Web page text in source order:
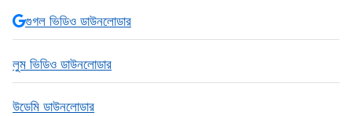
গুগল ভিডিও ডাউনলোডার
লুম ভিডিও ডাউনলোডার
উডেমি ডাউনলোডার